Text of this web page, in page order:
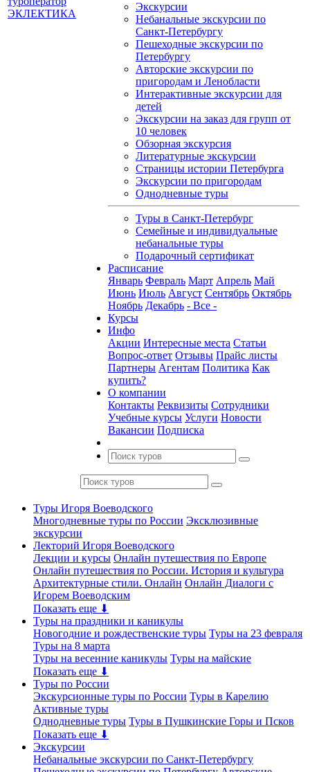
Экскурсии
Небанальные экскурсии по
Санкт-Петербургу
Пешеходные экскурсии по
Петербургу
Авторские экскурсии по
пригородам и Ленобласти
Интерактивные экскурсии для
детей
Экскурсии на заказ для групп от
10 человек
Обзорная экскурсия
Литературные экскурсии
Страницы истории Петербурга
Экскурсии по пригородам
Однодневные туры
Туры в Санкт-Петербург
Семейные и индивидуальные
небанальные туры
Подарочный сертификат
Расписание
Январь Февраль Март Апрель Май
Июнь Июль Август Сентябрь Октябрь
Ноябрь Декабрь - Все -
Курсы
Инфо
Акции Интересные места Статьи
Вопрос-ответ Отзывы Прайс листы
Партнеры Агентам Политика Как
купить?
О компании
Контакты Реквизиты Сотрудники
Учебные курсы Услуги Новости
Вакансии Подписка
Туры Игоря Воеводского
Многодневные туры по России Эксклюзивные
экскурсии
Лекторий Игоря Воеводского
Лекции и курсы Онлайн путешествия по Европе
Онлайн путешествия по России. История и культура
Архитектурные стили. Онлайн Онлайн Диалоги с
Игорем Воеводским
Показать еще ⬇
Туры на праздники и каникулы
Новогодние и рождественские туры Туры на 23 февраля
Туры на 8 марта
Туры на весенние каникулы Туры на майские
Показать еще ⬇
Туры по России
Экскурсионные туры по России Туры в Карелию
Активные туры
Однодневные туры Туры в Пушкинские Горы и Псков
Показать еще ⬇
Экскурсии
Небанальные экскурсии по Санкт-Петербургу